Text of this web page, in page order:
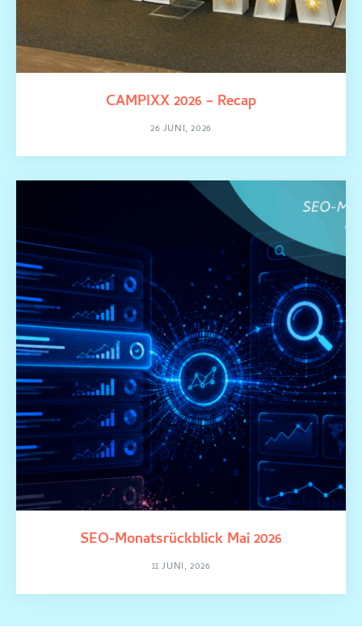
CAMPIXX 2026 – Recap
26 JUNI, 2026
SEO-Monatsrückblick Mai 2026
11 JUNI, 2026